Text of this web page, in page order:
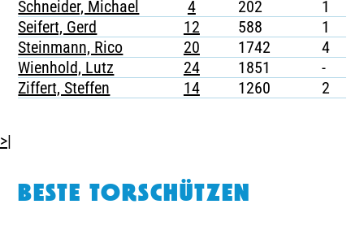
Schneider, Michael
4 202 1
Seifert, Gerd
12 588 1
Steinmann, Rico
20 1742 4
Wienhold, Lutz
24 1851 -
Ziffert, Steffen
14 1260 2
>|
BESTE TORSCHÜTZEN